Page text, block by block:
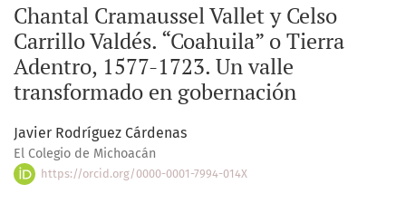
Chantal Cramaussel Vallet y Celso
Carrillo Valdés. “Coahuila” o Tierra
Adentro, 1577-1723. Un valle
transformado en gobernación
Javier Rodríguez Cárdenas
El Colegio de Michoacán
https://orcid.org/0000-0001-7994-014X